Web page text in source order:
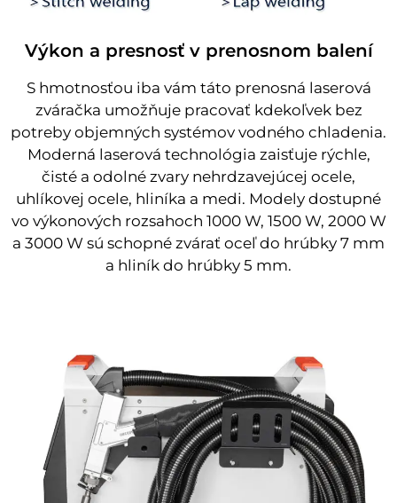
Výkon a presnosť v prenosnom balení
S hmotnosťou iba vám táto prenosná laserová
zváračka umožňuje pracovať kdekoľvek bez
potreby objemných systémov vodného chladenia.
Moderná laserová technológia zaisťuje rýchle,
čisté a odolné zvary nehrdzavejúcej ocele,
uhlíkovej ocele, hliníka a medi. Modely dostupné
vo výkonových rozsahoch 1000 W, 1500 W, 2000 W
a 3000 W sú schopné zvárať oceľ do hrúbky 7 mm
a hliník do hrúbky 5 mm.